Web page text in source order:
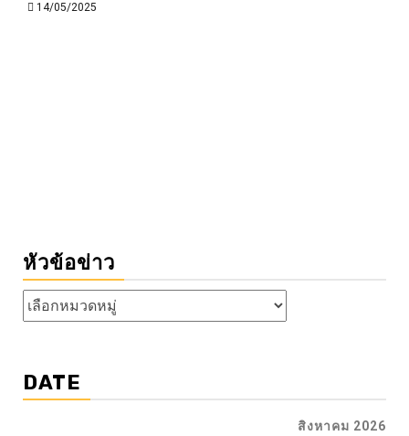
14/05/2025
หัวข้อข่าว
หัวข้อ
ข่าว
DATE
สิงหาคม 2026